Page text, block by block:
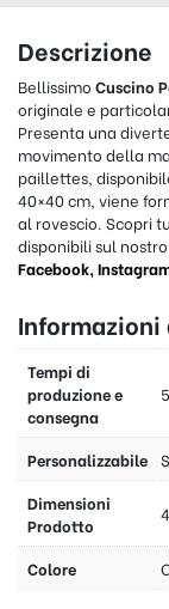
Descrizione
Bellissimo Cuscino
originale e
Presenta una
movimento della
paillettes,
40×40 cm, viene
al rovescio. Scopri
disponibili sul
Facebook,
Tempi di
produzione e
consegna
Personalizzabile
Dimensioni
Prodotto
Colore